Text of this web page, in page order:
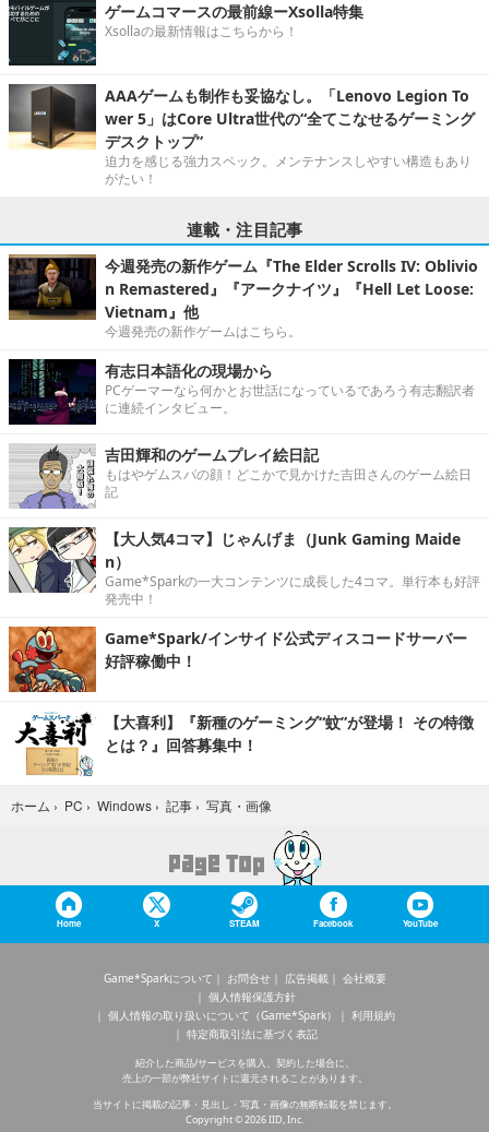
ゲームコマースの最前線ーXsolla特集
Xsollaの最新情報はこちらから！
AAAゲームも制作も妥協なし。「Lenovo Legion To
wer 5」はCore Ultra世代の“全てこなせるゲーミング
デスクトップ”
迫力を感じる強力スペック。メンテナンスしやすい構造もあり
がたい！
連載・注目記事
今週発売の新作ゲーム『The Elder Scrolls IV: Oblivio
n Remastered』『アークナイツ』『Hell Let Loose:
Vietnam』他
今週発売の新作ゲームはこちら。
有志日本語化の現場から
PCゲーマーなら何かとお世話になっているであろう有志翻訳者
に連続インタビュー。
吉田輝和のゲームプレイ絵日記
もはやゲムスパの顔！どこかで見かけた吉田さんのゲーム絵日
記
【大人気4コマ】じゃんげま（Junk Gaming Maide
n）
Game*Sparkの一大コンテンツに成長した4コマ。単行本も好評
発売中！
Game*Spark/インサイド公式ディスコードサーバー
好評稼働中！
【大喜利】『新種のゲーミング“蚊”が登場！ その特徴
とは？』回答募集中！
ホーム › PC › Windows › 記事 › 写真・画像
Home X STEAM Facebook YouTube
Game*Sparkについて お問合せ 広告掲載
会社概要
個人情報保護方針
個人情報の取り扱いについて（Game*Spark）
利用規約
特定商取引法に基づく表記
紹介した商品/サービスを購入、契約した場合に、
売上の一部が弊社サイトに還元されることがあります。
当サイトに掲載の記事・見出し・写真・画像の無断転載を禁じます。
Copyright © 2026 IID, Inc.